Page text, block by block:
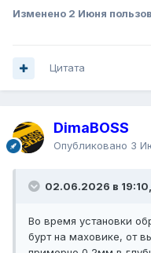
Изменено 2 Июня
Цитата
DimaBOSS
Опубликовано 3
02.06.2026 в
Во время установки
бурт на маховике, от